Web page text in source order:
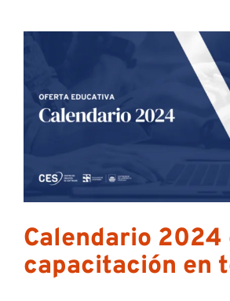
Calendario 2024
capacitación en